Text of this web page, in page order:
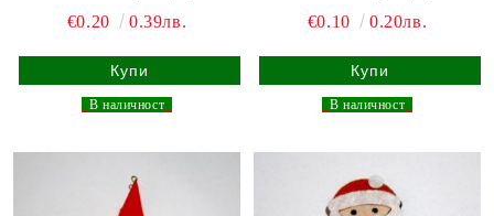
€0.20
0.39лв.
В наличност
€0.10
0.20лв.
В наличност